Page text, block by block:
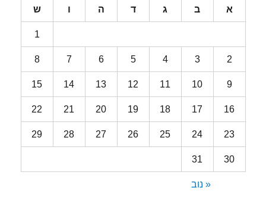
א ב ג ד ה ו ש
1
2
3
4
5
6
7
8
9
10
11
12
13
14
15
16
17
18
19
20
21
22
23
24
25
26
27
28
29
30
31
« נוב